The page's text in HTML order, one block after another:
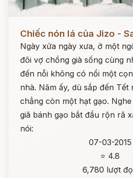
Đọc ngay
Chiếc nón lá của Jizo -
Ngày xửa ngày xưa, ở một
đôi vợ chồng già sống cùng
đến nỗi không có nổi một
nhà. Năm ấy, dù sắp đến
chẳng còn một hạt gạo.
giã bánh gạo bắt đầu rộn rã
nói:
07-03-2015
⭐ 4.8
6,780 lượt